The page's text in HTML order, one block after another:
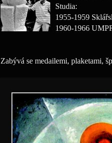
Studia:
1955-1959
1960-1966
Zabývá se medailemi, plaketami,